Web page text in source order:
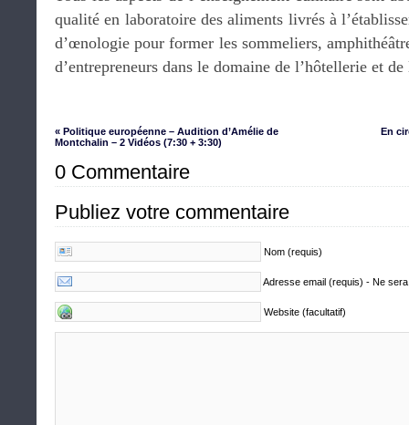
qualité en laboratoire des aliments livrés à
d’œnologie pour former les sommeliers,
d’entrepreneurs dans le domaine de l’hôtellerie et
« Politique européenne – Audition d’Amélie de
Montchalin – 2 Vidéos (7:30 + 3:30)
En
0 Commentaire
Publiez votre commentaire
Nom (requis)
Adresse email (requis) - Ne
Website (facultatif)